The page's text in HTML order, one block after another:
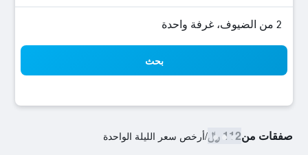
2 من الضيوف، غرفة واحدة
بحث
صفقات من112 ﷼ /أرخص سعر الليلة الواحدة